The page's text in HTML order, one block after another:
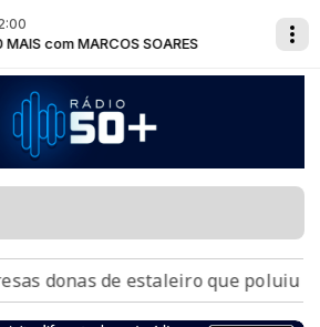
MARCOS SOARES
de estaleiro que poluiu Baía de